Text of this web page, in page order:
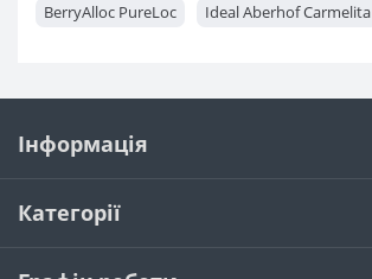
BerryAlloc PureLoc
Ideal Aberhof Carmelita
Tarkett ArtVinyl MODULART
Unilin Flex Vinyl Classic
Інформація
Категорії